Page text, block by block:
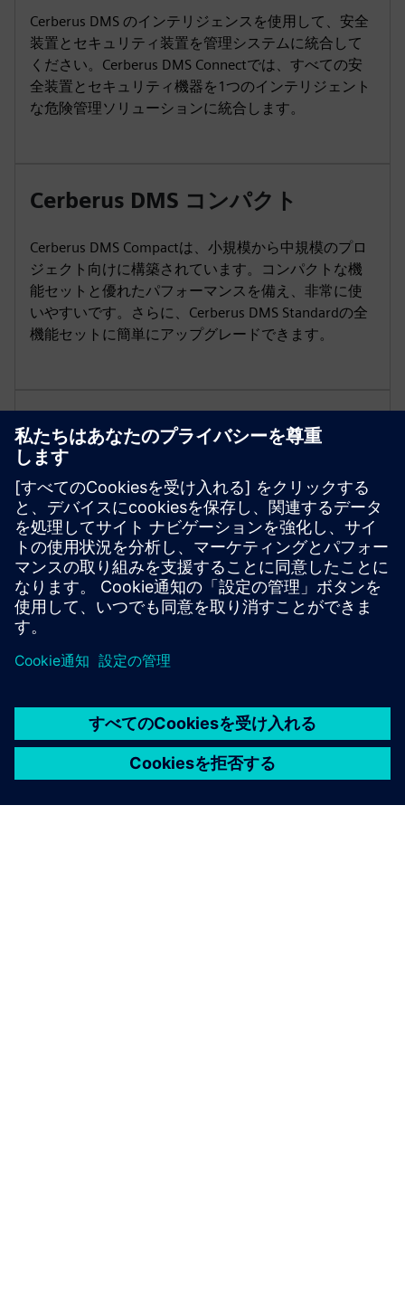
Cerberus DMS のインテリジェンスを使用して、安全
装置とセキュリティ装置を管理システムに統合して
ください。Cerberus DMS Connectでは、すべての安
全装置とセキュリティ機器を1つのインテリジェント
な危険管理ソリューションに統合します。
Cerberus DMS コンパクト
Cerberus DMS Compactは、小規模から中規模のプロ
ジェクト向けに構築されています。コンパクトな機
能セットと優れたパフォーマンスを備え、非常に使
いやすいです。さらに、Cerberus DMS Standardの全
機能セットに簡単にアップグレードできます。
Cerberus DMS スタンダード
ナンスを担当する専任スタッフによる、大規模で複
雑なサイトのデジタル管理担当者です。Cerberus
DMS Standardで建物の保護について新しい見方をし
てください。